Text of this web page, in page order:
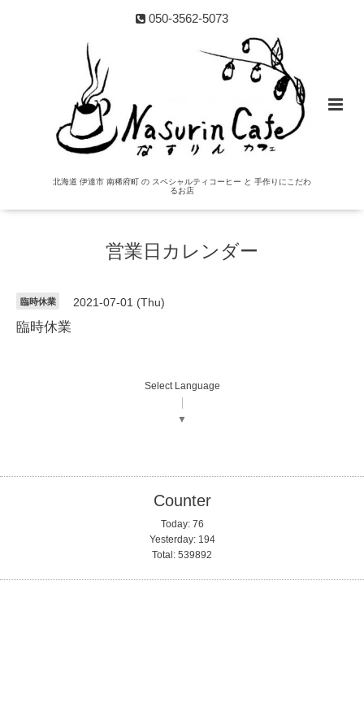
050-3562-5073
北海道 伊達市 南稀府町 の スペシャルティコーヒー と 手作りにこだわ
るお店
営業日カレンダー
臨時休業 2021-07-01 (Thu)
臨時休業
Select Language
▼
Counter
Today: 76
Yesterday: 194
Total: 539892